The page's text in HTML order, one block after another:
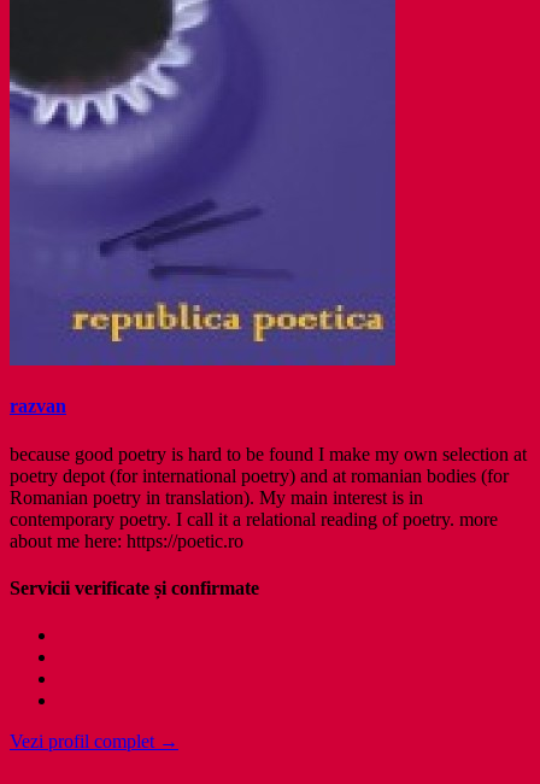
razvan
because good poetry is hard to be found I make my own selection at
poetry depot (for international poetry) and at romanian bodies (for
Romanian poetry in translation). My main interest is in
contemporary poetry. I call it a relational reading of poetry. more
about me here: https://poetic.ro
Servicii verificate și confirmate
Vezi profil complet →